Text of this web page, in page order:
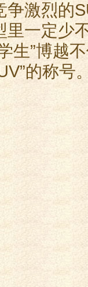
烈的
里一定少
生”博越
的称